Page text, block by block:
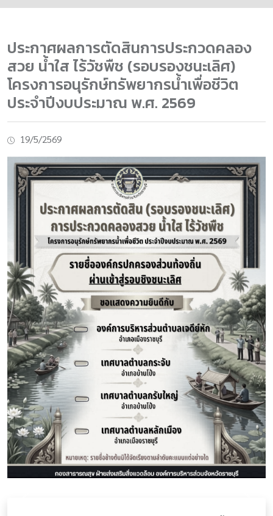
ประกาศผลการตัดสินการประกวดคลอง
สวย น้ำใส ไร้วัชพืช (รอบรองชนะเลิศ)
โครงการอนุรักษ์ทรัพยากรน้ำเพื่อชีวิต
ประจำปีงบประมาณ พ.ศ. 2569
19/5/2569